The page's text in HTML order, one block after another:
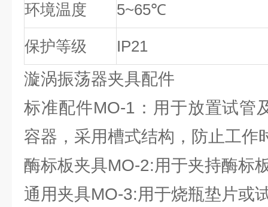
环境温度 5~65℃
保护等级 IP21
漩涡振荡器夹具配件
标准配件MO-1：用于放置试管
容器，采用槽式结构，防止工作
酶标板夹具MO-2:用于夹持酶标
通用夹具MO-3:用于烧瓶垫片或